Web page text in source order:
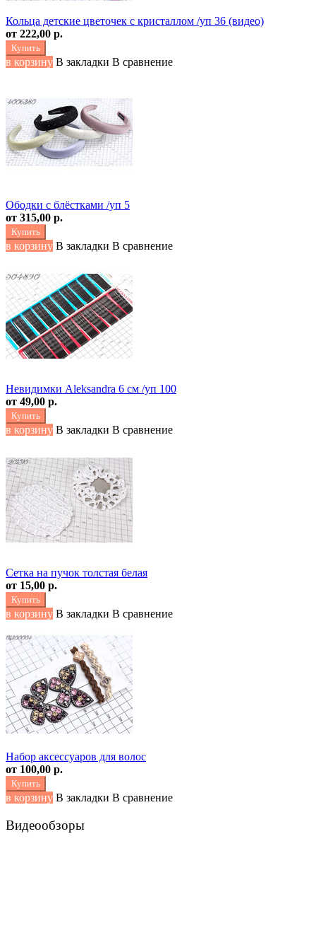
Кольца детские цветочек с кристаллом /уп 36 (видео)
от 222,00 р.
Купить
в корзину В закладки В сравнение
Ободки с блёстками /уп 5
от 315,00 р.
Купить
в корзину В закладки В сравнение
Невидимки Aleksandra 6 см /уп 100
от 49,00 р.
Купить
в корзину В закладки В сравнение
Сетка на пучок толстая белая
от 15,00 р.
Купить
в корзину В закладки В сравнение
Набор аксессуаров для волос
от 100,00 р.
Купить
в корзину В закладки В сравнение
Видеообзоры